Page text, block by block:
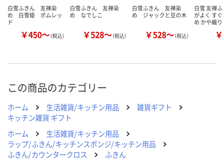
白雪ふきん 友禅染
め 白雪姫 ポムレッ
ド
￥450～（税込）
白雪ふきん 友禅染
め なでしこ
￥528～（税込）
白雪ふきん 友禅染
め ジャックと豆の木
￥528～（税込）
白雪 友禅
がよく す
め かや織
この商品のカテゴリー
ホーム 生活雑貨/キッチン用品
雑貨ギフト
キッチン雑貨 ギフト
ホーム
生活雑貨/キッチン用品
ラップ/ふきん/キッチンスポンジ/キッチン用品
ふきん/カウンタークロス
ふきん